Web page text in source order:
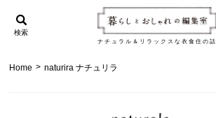
ナチュラル＆リラックスな衣食住の話
検索
Home > naturira ナチュリラ